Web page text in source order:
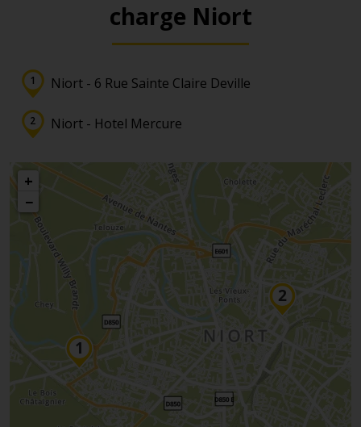
charge Niort
Niort - 6 Rue Sainte Claire Deville
Niort - Hotel Mercure
+
−